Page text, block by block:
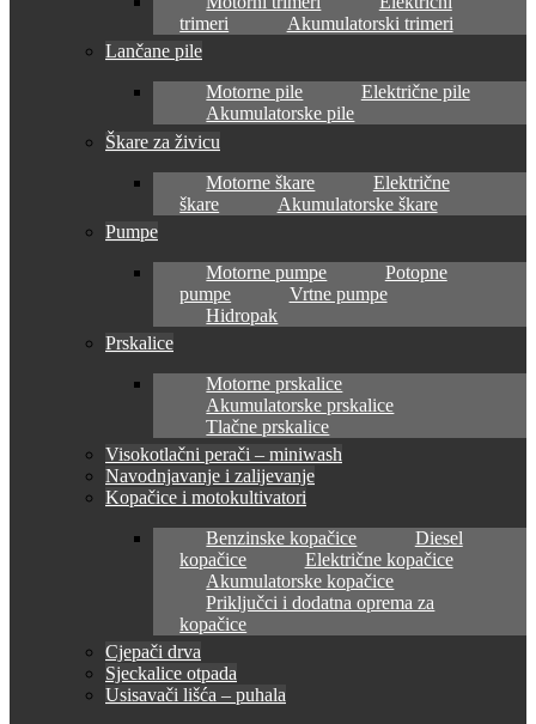
trimeri
Akumulatorski trimeri
Lančane pile
Motorne pile
Električne pile
Akumulatorske pile
Škare za živicu
Motorne škare
Električne
škare
Akumulatorske škare
Pumpe
Motorne pumpe
Potopne
pumpe
Vrtne pumpe
Hidropak
Prskalice
Motorne prskalice
Akumulatorske prskalice
Tlačne prskalice
Visokotlačni perači – miniwash
Navodnjavanje i zalijevanje
Kopačice i motokultivatori
Benzinske kopačice
Diesel
kopačice
Električne kopačice
Akumulatorske kopačice
Priključci i dodatna oprema za
kopačice
Cjepači drva
Sjeckalice otpada
Usisavači lišća – puhala